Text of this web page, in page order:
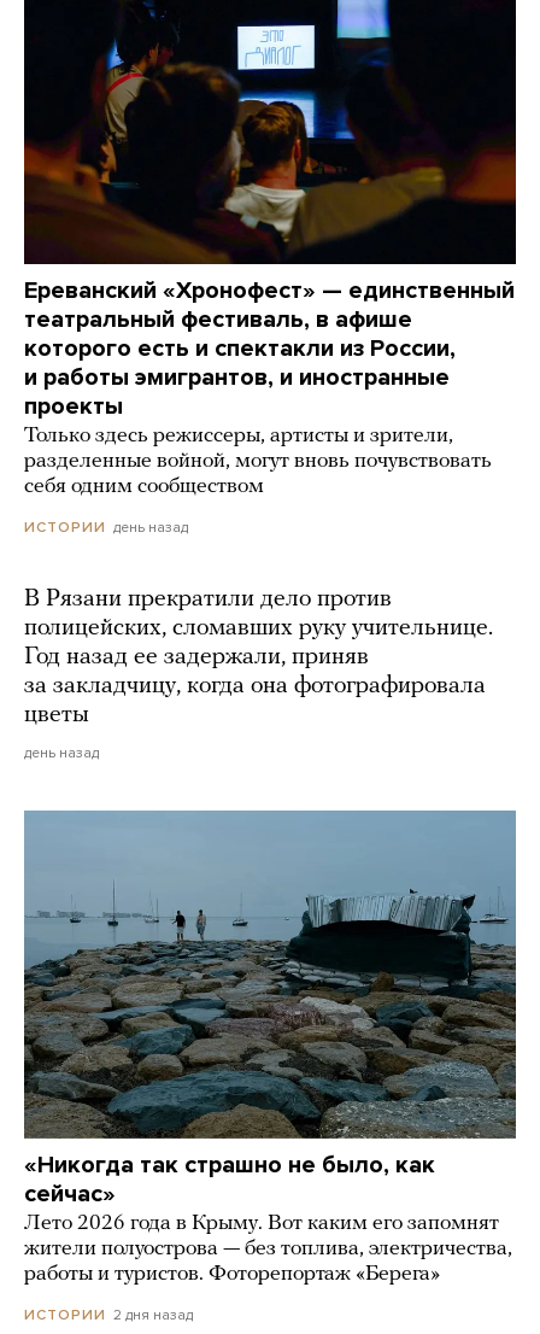
Ереванский «Хронофест» — единственный
театральный фестиваль, в афише
которого есть и спектакли из России,
и работы эмигрантов, и иностранные
проекты
Только здесь режиссеры, артисты и зрители,
разделенные войной, могут вновь почувствовать
себя одним сообществом
ИСТОРИИ день назад
В Рязани прекратили дело против
полицейских, сломавших руку учительнице.
Год назад ее задержали, приняв
за закладчицу, когда она фотографировала
цветы
день назад
«Никогда так страшно не было, как
сейчас»
Лето 2026 года в Крыму. Вот каким его запомнят
жители полуострова — без топлива, электричества,
работы и туристов. Фоторепортаж «Берега»
ИСТОРИИ 2 дня назад